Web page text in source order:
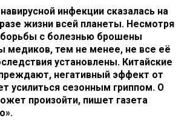
инфекции сказалась на
жизни всей планеты. Несмотря
борьбы с болезнью брошены
медиков, тем не менее, не все её
установлены. Китайские
негативный эффект от
усилиться сезонным гриппом. О
произойти, пишет газета